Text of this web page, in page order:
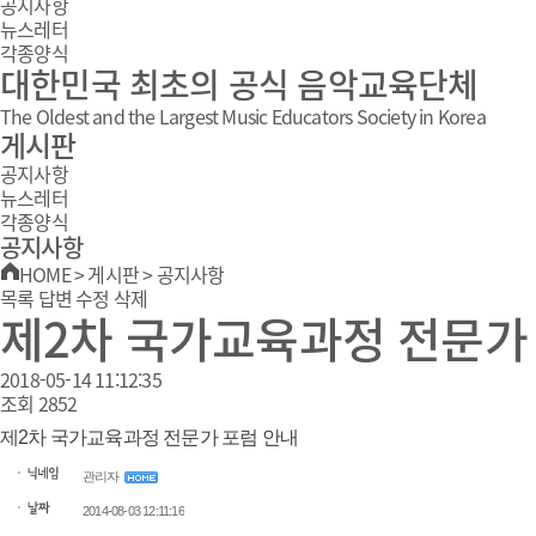
뉴스레터
각종양식
대한민국 최초의 공식 음악교육단체
The Oldest and the Largest Music Educators Society in Korea
게시판
공지사항
뉴스레터
각종양식
공지사항
HOME>게시판>공지사항
목록 답변 수정 삭제
제2차 국가교육과정 전문
2018-05-14 11:12:35
조회 2852
제2차 국가교육과정 전문가 포럼 안내
관리자
2014-08-03 12:11:16